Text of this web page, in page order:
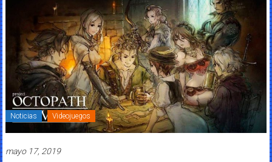
Noticias Videojuegos
mayo 17, 2019